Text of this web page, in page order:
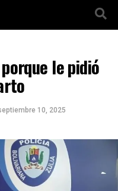
le pidió
10, 2025